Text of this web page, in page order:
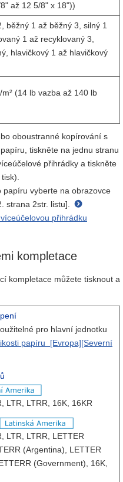
až 12 5/8" x 18"))
běžný 1 až běžný 3, silný 1
1 až recyklovaný 3,
hlavičkový 1 až hlavičkový
(14 lb vazba až 140 lb
oboustranné kopírování s
tiskněte na jednu stranu
přihrádky a tiskněte
papíru vyberte na obrazovce
strana 2str. listu].
přihrádku
kompletace
kompletace můžete tisknout a
pro hlavní jednotku
papíru [Evropa][Severní
LTR, LTRR, 16K, 16KR
LTR, LTRR, LETTER
(Argentina), LETTER
(Government), 16K,